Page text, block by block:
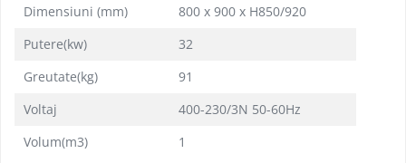
Dimensiuni (mm)
800 x 900 x H850/920
Putere(kw)
32
Greutate(kg)
91
Voltaj
400-230/3N 50-60Hz
Volum(m3)
1